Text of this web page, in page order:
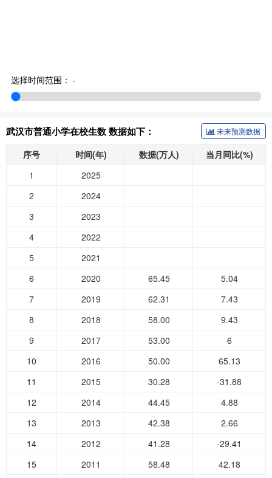
选择时间范围： -
武汉市普通小学在校生数 数据如下： 未来预测数据
序号 时间(年) 数据(万人)
当月同比(%)
1
2025
2
2024
3
2023
4
2022
5
2021
6
2020 65.45
5.04
7
2019 62.31
7.43
8
2018 58.00
9.43
9
2017 53.00
6
10
2016 50.00
65.13
11
2015 30.28
-31.88
12
2014 44.45
4.88
13
2013 42.38
2.66
14
2012 41.28
-29.41
15
2011 58.48
42.18